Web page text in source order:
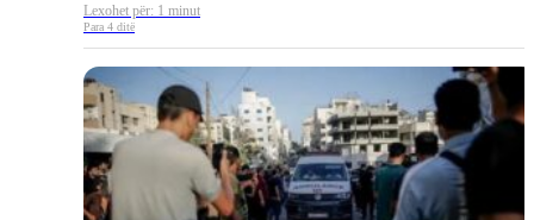
Lexohet për: 1 minut
Para 4 ditë